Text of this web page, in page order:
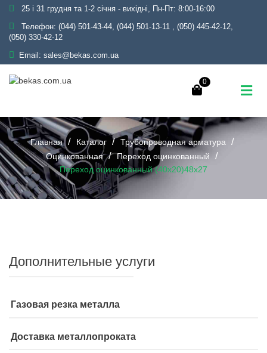
25 і 31 грудня та 1-2 січня - вихідні, Пн-Пт: 8:00-16:00
Телефон: (044) 501-43-44, (044) 501-13-11 , (050) 445-42-12,
(050) 330-42-12
Email: sales@bekas.com.ua
0
Главная Каталог
Трубопроводная арматура
Оцинкованная
Переход оцинкованный
Переход оцинкованный (40х20)48х27
Дополнительные услуги
Газовая резка металла
Доставка металлопроката